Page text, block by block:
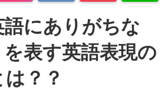
語にありがちな
を表す英語表現の
？？